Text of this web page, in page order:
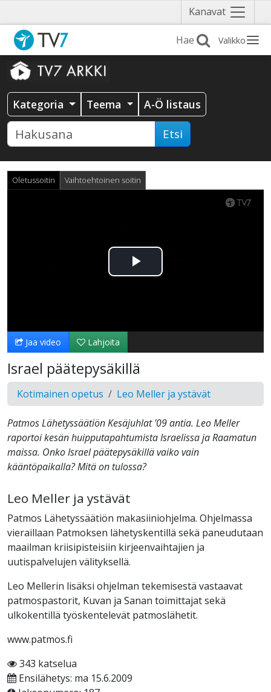
Kanavat Näytä
valikko
Valikko
Kategoria Teema A-Ö listaus
Etsi
Oletussoitin Vaihtoehtoinen soitin
Toista
Jaa video Lahjoita
Israel päätepysäkillä
Kotimainen opetus Leo Meller ja ystävät
Patmos Lähetyssäätiön Kesäjuhlat '09 antia. Leo Meller
raportoi kesän huipputapahtumista Israelissa ja Raamatun
maissa. Onko Israel päätepysäkillä vaiko vain
kääntöpaikalla? Mitä on tulossa?
Leo Meller ja ystävät
Patmos Lähetyssäätiön makasiiniohjelma. Ohjelmassa
vieraillaan Patmoksen lähetyskentillä sekä paneudutaan
maailman kriisipisteisiin kirjeenvaihtajien ja
uutispalvelujen välityksellä.
Leo Mellerin lisäksi ohjelman tekemisestä vastaavat
patmospastorit, Kuvan ja Sanan toimittajat sekä
ulkokentillä työskentelevät patmoslähetit.
www.patmos.fi
343 katselua
Ensilähetys: ma 15.6.2009